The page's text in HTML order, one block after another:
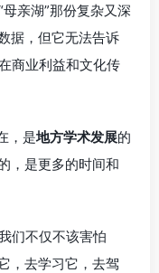
亲湖”那份复杂又深
据，但它无法告诉
商业利益和文化传
，是地方学术发展的
，是更多的时间和
们不仅不该害怕
，去学习它，去驾